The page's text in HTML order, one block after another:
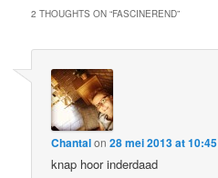
2 THOUGHTS ON “FASCINEREND”
Chantalon28 mei 2013 at 10:45
knap hoor inderdaad